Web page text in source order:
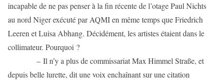
incapable de ne pas penser à la fin récente de l’otage Paul Nichts
au nord Niger exécuté par AQMI en même temps que Friedrich
Leeren et Luisa Abhang. Décidément, les artistes étaient dans le
collimateur. Pourquoi ?
– Il n’y a plus de commissariat Max Himmel Straße, et
depuis belle lurette, dit une voix enchaînant sur une citation